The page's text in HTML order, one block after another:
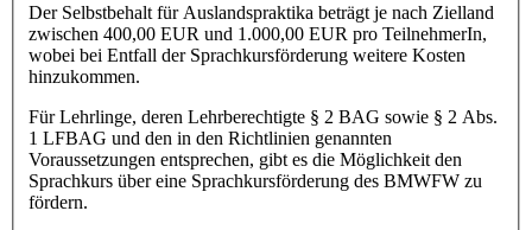
Der Selbstbehalt für Auslandspraktika beträgt je nach Zielland
zwischen 400,00 EUR und 1.000,00 EUR pro TeilnehmerIn,
wobei bei Entfall der Sprachkursförderung weitere Kosten
hinzukommen.
Für Lehrlinge, deren Lehrberechtigte § 2 BAG sowie § 2 Abs.
1 LFBAG und den in den Richtlinien genannten
Voraussetzungen entsprechen, gibt es die Möglichkeit den
Sprachkurs über eine Sprachkursförderung des BMWFW zu
fördern.